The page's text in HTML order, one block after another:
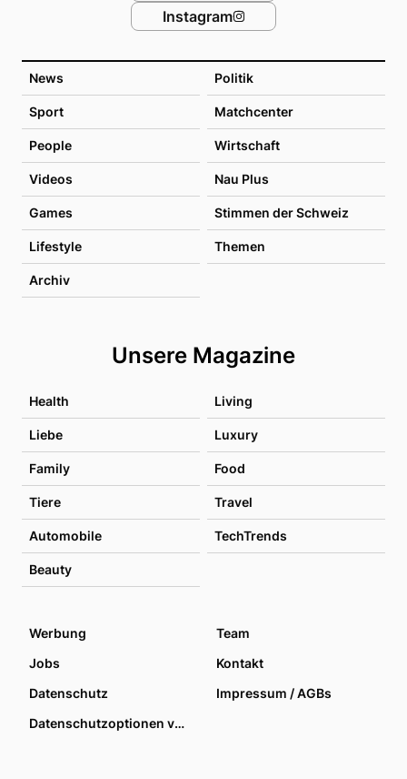
News Politik
Sport Matchcenter
People Wirtschaft
Videos Nau Plus
Games Stimmen der Schweiz
Lifestyle Themen
Archiv
Unsere Magazine
Health Living
Liebe Luxury
Family Food
Tiere Travel
Automobile TechTrends
Beauty
Instagram
Werbung
Team
Jobs
Kontakt
Datenschutz
Impressum / AGBs
Datenschutzoptionen verwalten